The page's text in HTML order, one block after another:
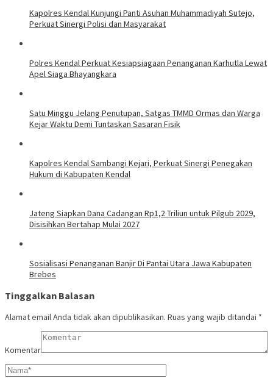
Kapolres Kendal Kunjungi Panti Asuhan Muhammadiyah Sutejo,
Perkuat Sinergi Polisi dan Masyarakat
Polres Kendal Perkuat Kesiapsiagaan Penanganan Karhutla Lewat
Apel Siaga Bhayangkara
Satu Minggu Jelang Penutupan, Satgas TMMD Ormas dan Warga
Kejar Waktu Demi Tuntaskan Sasaran Fisik
Kapolres Kendal Sambangi Kejari, Perkuat Sinergi Penegakan
Hukum di Kabupaten Kendal
Jateng Siapkan Dana Cadangan Rp1,2 Triliun untuk Pilgub 2029,
Disisihkan Bertahap Mulai 2027
Sosialisasi Penanganan Banjir Di Pantai Utara Jawa Kabupaten
Brebes
Tinggalkan Balasan
Alamat email Anda tidak akan dipublikasikan. Ruas yang wajib ditandai *
Komentar